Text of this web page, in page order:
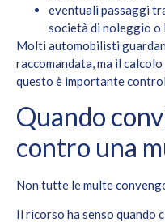
eventuali passaggi
società di noleggio o
Molti automobilisti
raccomandata, ma il
questo è importante
Quando
contro una
Non tutte le multe
Il ricorso ha senso quando